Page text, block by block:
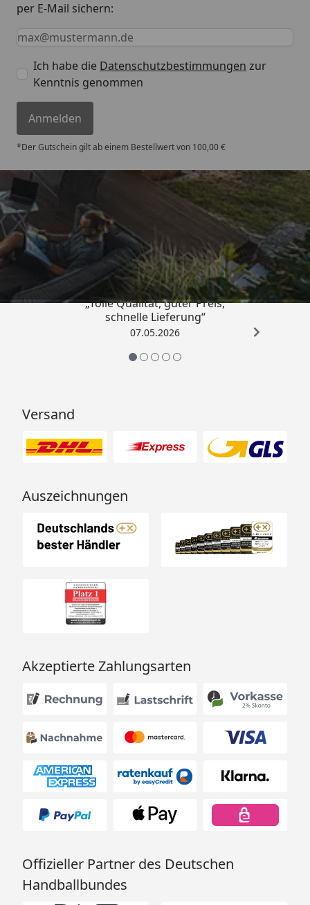
per E-Mail sichern:
Keine Eingabe erforderlich
Eingabe erforderlich
E-Mail *
Ich habe die Datenschutzbestimmungen zur
Kenntnis genommen
Anmelden
*Der Gutschein gilt ab einem Bestellwert von 100,00 €
Trusted Shops
4,67/ 5
„Tolle Qualität, guter Preis,
schnelle Lieferung“
07.05.2026
Versand
Auszeichnungen
Akzeptierte Zahlungsarten
Offizieller Partner des Deutschen
Handballbundes